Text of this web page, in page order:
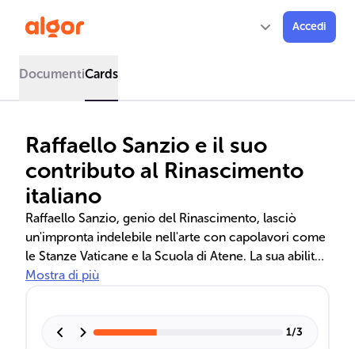
Accedi
DocumentiCards
Raffaello Sanzio e il suo
contributo al Rinascimento
italiano
Raffaello Sanzio, genio del Rinascimento, lasciò
un'impronta indelebile nell'arte con capolavori come
le Stanze Vaticane e la Scuola di Atene. La sua abilità
nel fondere bellezza naturale e creazione artistica è
Mostra di più
1/3